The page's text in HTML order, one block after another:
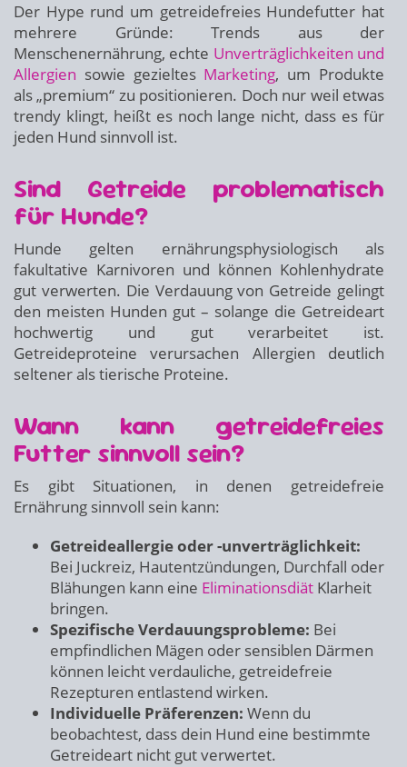
Der Hype rund um getreidefreies Hundefutter hat
mehrere Gründe: Trends aus der
Menschenernährung, echte Unverträglichkeiten und
Allergien sowie gezieltes Marketing, um Produkte
als „premium“ zu positionieren. Doch nur weil etwas
trendy klingt, heißt es noch lange nicht, dass es für
jeden Hund sinnvoll ist.
Sind Getreide problematisch
für Hunde?
Hunde gelten ernährungsphysiologisch als
fakultative Karnivoren und können Kohlenhydrate
gut verwerten. Die Verdauung von Getreide gelingt
den meisten Hunden gut – solange die Getreideart
hochwertig und gut verarbeitet ist.
Getreideproteine verursachen Allergien deutlich
seltener als tierische Proteine.
Wann kann getreidefreies
Futter sinnvoll sein?
Es gibt Situationen, in denen getreidefreie
Ernährung sinnvoll sein kann:
Getreideallergie oder -unverträglichkeit:
Bei Juckreiz, Hautentzündungen, Durchfall oder
Blähungen kann eine Eliminationsdiät Klarheit
bringen.
Spezifische Verdauungsprobleme: Bei
empfindlichen Mägen oder sensiblen Därmen
können leicht verdauliche, getreidefreie
Rezepturen entlastend wirken.
Individuelle Präferenzen: Wenn du
beobachtest, dass dein Hund eine bestimmte
Getreideart nicht gut verwertet.